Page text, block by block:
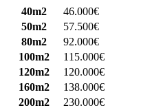
40m2
46.000€
50m2
57.500€
80m2
92.000€
100m2
115.000€
120m2
120.000€
160m2
138.000€
200m2
230.000€